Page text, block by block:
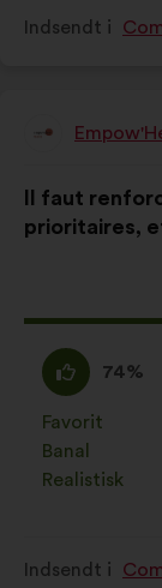
Indsendt i
Forslag
indhold:
Il faut
prioritaires,
følgende
fordeling:
Enig
:
74%
Dette
forslag
er
kvalificeret
som:
Favorit
:gang
Banal
:gang
Realistisk
:gang
Indsendt i